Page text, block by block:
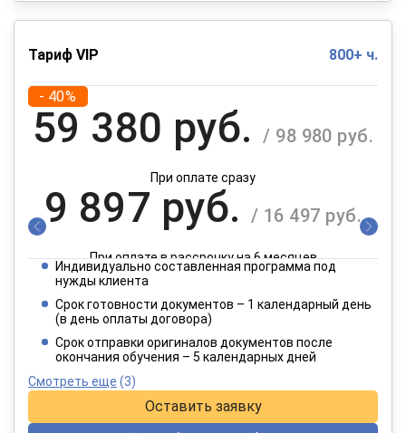
Тариф VIP 800+ ч.
- 40%
59 380 руб. / 98 980 руб.
При оплате сразу
9 897 руб. / 16 497 руб.
При оплате в рассрочку на 6 месяцев
4 949 руб. / 8 249 руб.
При оплате в рассрочку на 12 месяцев
Индивидуально составленная программа под
нужды клиента
Срок готовности документов – 1 календарный день
(в день оплаты договора)
Срок отправки оригиналов документов после
окончания обучения – 5 календарных дней
Смотреть еще (3)
Оставить заявку